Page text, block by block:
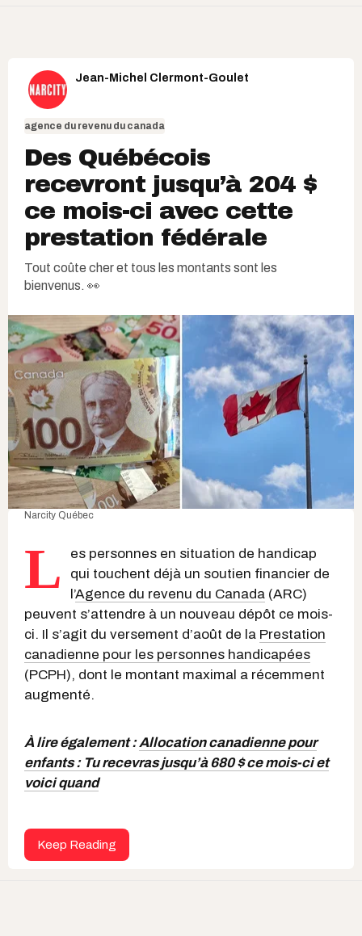
Jean-Michel Clermont-Goulet
agence du revenu du canada
Des Québécois
recevront jusqu’à 204 $
ce mois-ci avec cette
prestation fédérale
Tout coûte cher et tous les montants sont les
bienvenus. 👀
Narcity Québec
L
es personnes en situation de handicap
qui touchent déjà un soutien financier de
l’Agence du revenu du Canada (ARC)
peuvent s’attendre à un nouveau dépôt ce mois-
ci. Il s’agit du versement d’août de la Prestation
canadienne pour les personnes handicapées
(PCPH), dont le montant maximal a récemment
augmenté.
À lire également :Allocation canadienne pour
enfants : Tu recevras jusqu’à 680 $ ce mois-ci et
voici quand
Keep Reading